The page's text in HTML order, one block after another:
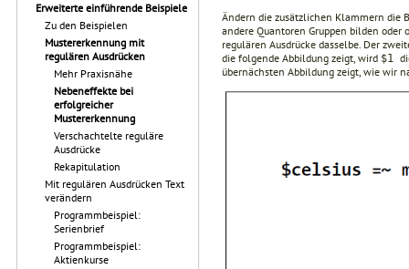
Erweiterte einführende Beispiele
Zu den Beispielen
Mustererkennung mit
regulären Ausdrücken
Mehr Praxisnähe
Nebeneffekte bei
erfolgreicher
Mustererkennung
Verschachtelte reguläre
Ausdrücke
Rekapitulation
Mit regulären Ausdrücken Text
verändern
Programmbeispiel:
Serienbrief
Programmbeispiel:
Aktienkurse
Ändern die zusätzlichen Klammern die
andere Quantoren Gruppen bilden
regulären Ausdrücke dasselbe. Der
die folgende Abbildung zeigt, wird $1
übernächsten Abbildung zeigt, wie wir